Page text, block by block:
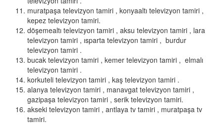
muratpaşa televizyon tamiri , konyaaltı televizyon tamiri ,
kepez televizyon tamiri.
döşemealtı televizyon tamiri , aksu televizyon tamiri , lara
televizyon tamiri , ısparta televizyon tamiri , burdur
televizyon tamiri .
bucak televizyon tamiri , kemer televizyon tamiri , elmalı
televizyon tamiri .
korkuteli televizyon tamiri , kaş televizyon tamiri .
alanya televizyon tamiri , manavgat televizyon tamiri ,
gazipaşa televizyon tamiri , serik televizyon tamiri.
akseki televizyon tamiri , antlaya tv tamiri , muratpaşa tv
tamiri.